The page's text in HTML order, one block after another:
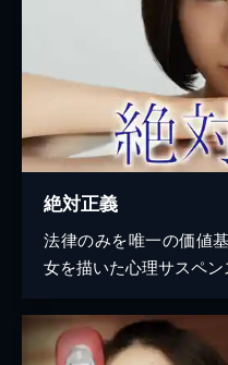
絶対正義
法律のみを唯一の価値
女を描いた心理サスペン